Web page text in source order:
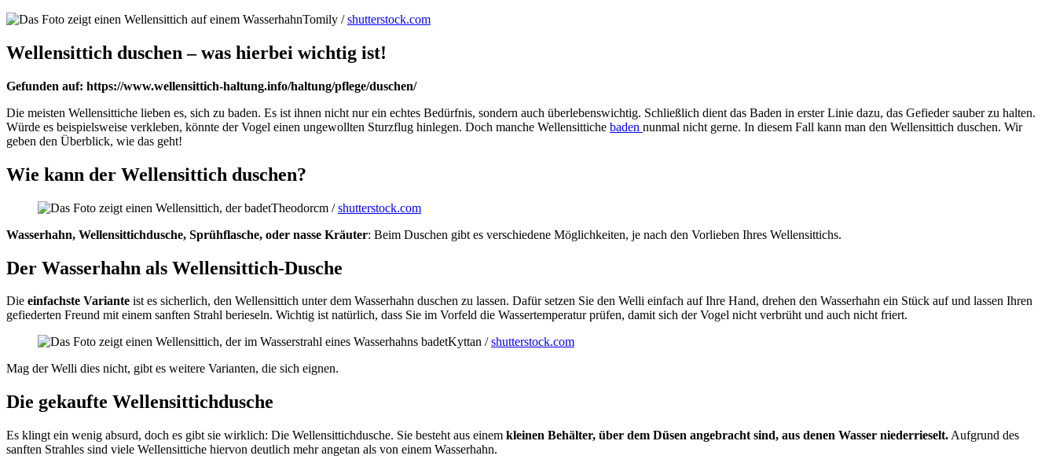
Tomily /shutterstock.com
Wellensittich duschen – was hierbei wichtig ist!
Gefunden auf: https://www.wellensittich-haltung.info/haltung/pflege/duschen/
Die meisten Wellensittiche lieben es, sich zu baden. Es ist ihnen nicht nur ein echtes Bedürfnis, sondern auch überlebenswichtig. Schließlich dient das Baden in erster Linie dazu, das Gefieder sauber zu halten.
Würde es beispielsweise verkleben, könnte der Vogel einen ungewollten Sturzflug hinlegen. Doch manche Wellensittiche baden nunmal nicht gerne. In diesem Fall kann man den Wellensittich duschen. Wir
geben den Überblick, wie das geht!
Wie kann der Wellensittich duschen?
Theodorcm /shutterstock.com
Wasserhahn, Wellensittichdusche, Sprühflasche, oder nasse Kräuter: Beim Duschen gibt es verschiedene Möglichkeiten, je nach den Vorlieben Ihres Wellensittichs.
Der Wasserhahn als Wellensittich-Dusche
Die einfachste Variante ist es sicherlich, den Wellensittich unter dem Wasserhahn duschen zu lassen. Dafür setzen Sie den Welli einfach auf Ihre Hand, drehen den Wasserhahn ein Stück auf und lassen Ihren
gefiederten Freund mit einem sanften Strahl berieseln. Wichtig ist natürlich, dass Sie im Vorfeld die Wassertemperatur prüfen, damit sich der Vogel nicht verbrüht und auch nicht friert.
Kyttan /shutterstock.com
Mag der Welli dies nicht, gibt es weitere Varianten, die sich eignen.
Die gekaufte Wellensittichdusche
Es klingt ein wenig absurd, doch es gibt sie wirklich: Die Wellensittichdusche. Sie besteht aus einem kleinen Behälter, über dem Düsen angebracht sind, aus denen Wasser niederrieselt. Aufgrund des
sanften Strahles sind viele Wellensittiche hiervon deutlich mehr angetan als von einem Wasserhahn.